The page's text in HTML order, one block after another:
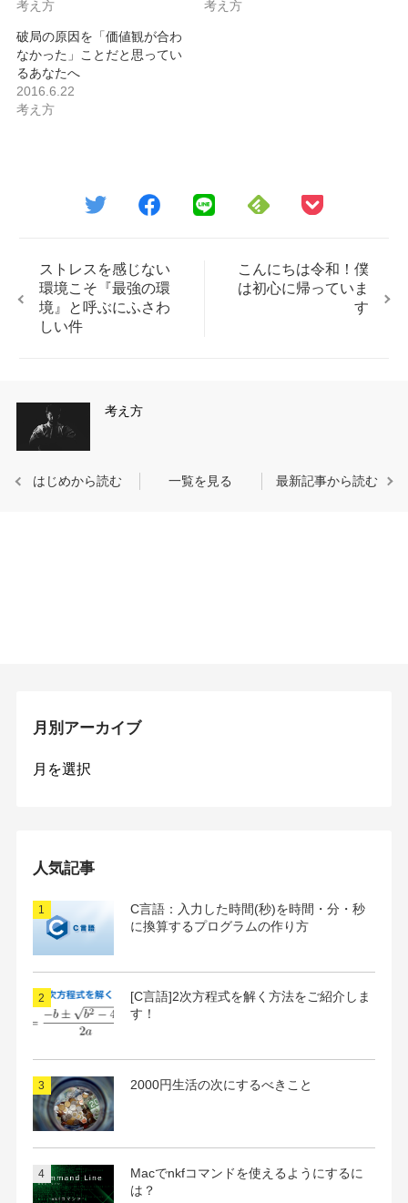
考え方 考え方
破局の原因を「価値観が合わ
なかった」ことだと思ってい
るあなたへ
2016.6.22
考え方
ストレスを感じない
環境こそ『最強の環
境』と呼ぶにふさわ
しい件
こんにちは令和！僕
は初心に帰っていま
す
考え方
はじめから読む 一覧を見る 最新記事から読む
月別アーカイブ
月
イ
人気記事
C言語：入力した時間(秒)を時間・分・秒
に換算するプログラムの作り方
[C言語]2次方程式を解く方法をご紹介しま
す！
2000円生活の次にするべきこと
Macでnkfコマンドを使えるようにするに
は？